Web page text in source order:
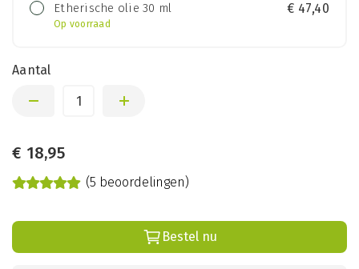
Etherische olie 30 ml
Op voorraad
€ 47,40
Aantal
€ 18,95
(5 beoordelingen)
Bestel nu